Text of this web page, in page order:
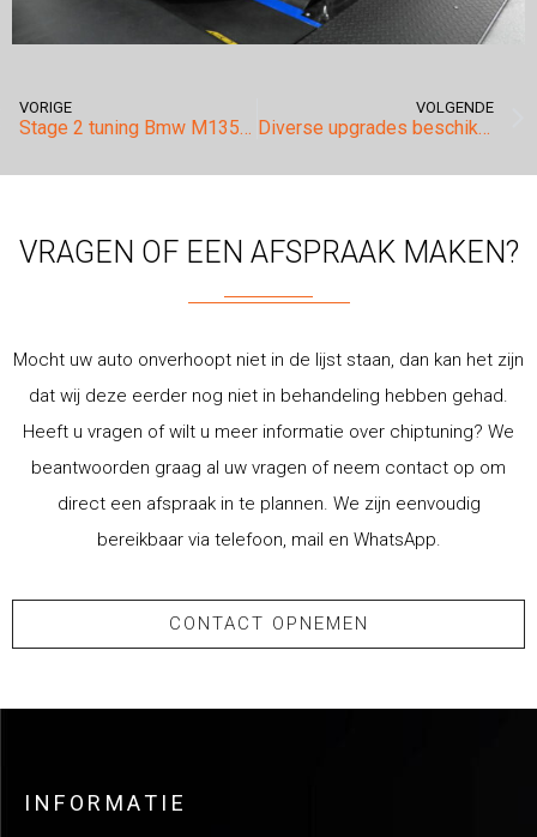
VORIGE
Stage 2 tuning Bmw M135i i.c.m. Akrapovic, Eventuri-intake & Wagner intercooler.
VOLGENDE
Diverse upgrades beschikbaar voor de Porsche Cayenne S e-hybrid!
VRAGEN OF EEN AFSPRAAK MAKEN?
Mocht uw auto onverhoopt niet in de lijst staan, dan kan het zijn
dat wij deze eerder nog niet in behandeling hebben gehad.
Heeft u vragen of wilt u meer informatie over chiptuning? We
beantwoorden graag al uw vragen of neem contact op om
direct een afspraak in te plannen. We zijn eenvoudig
bereikbaar via telefoon, mail en WhatsApp.
CONTACT OPNEMEN
INFORMATIE